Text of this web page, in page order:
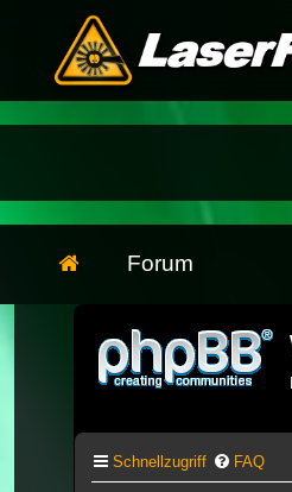
Forum
Schnellzugriff FAQ